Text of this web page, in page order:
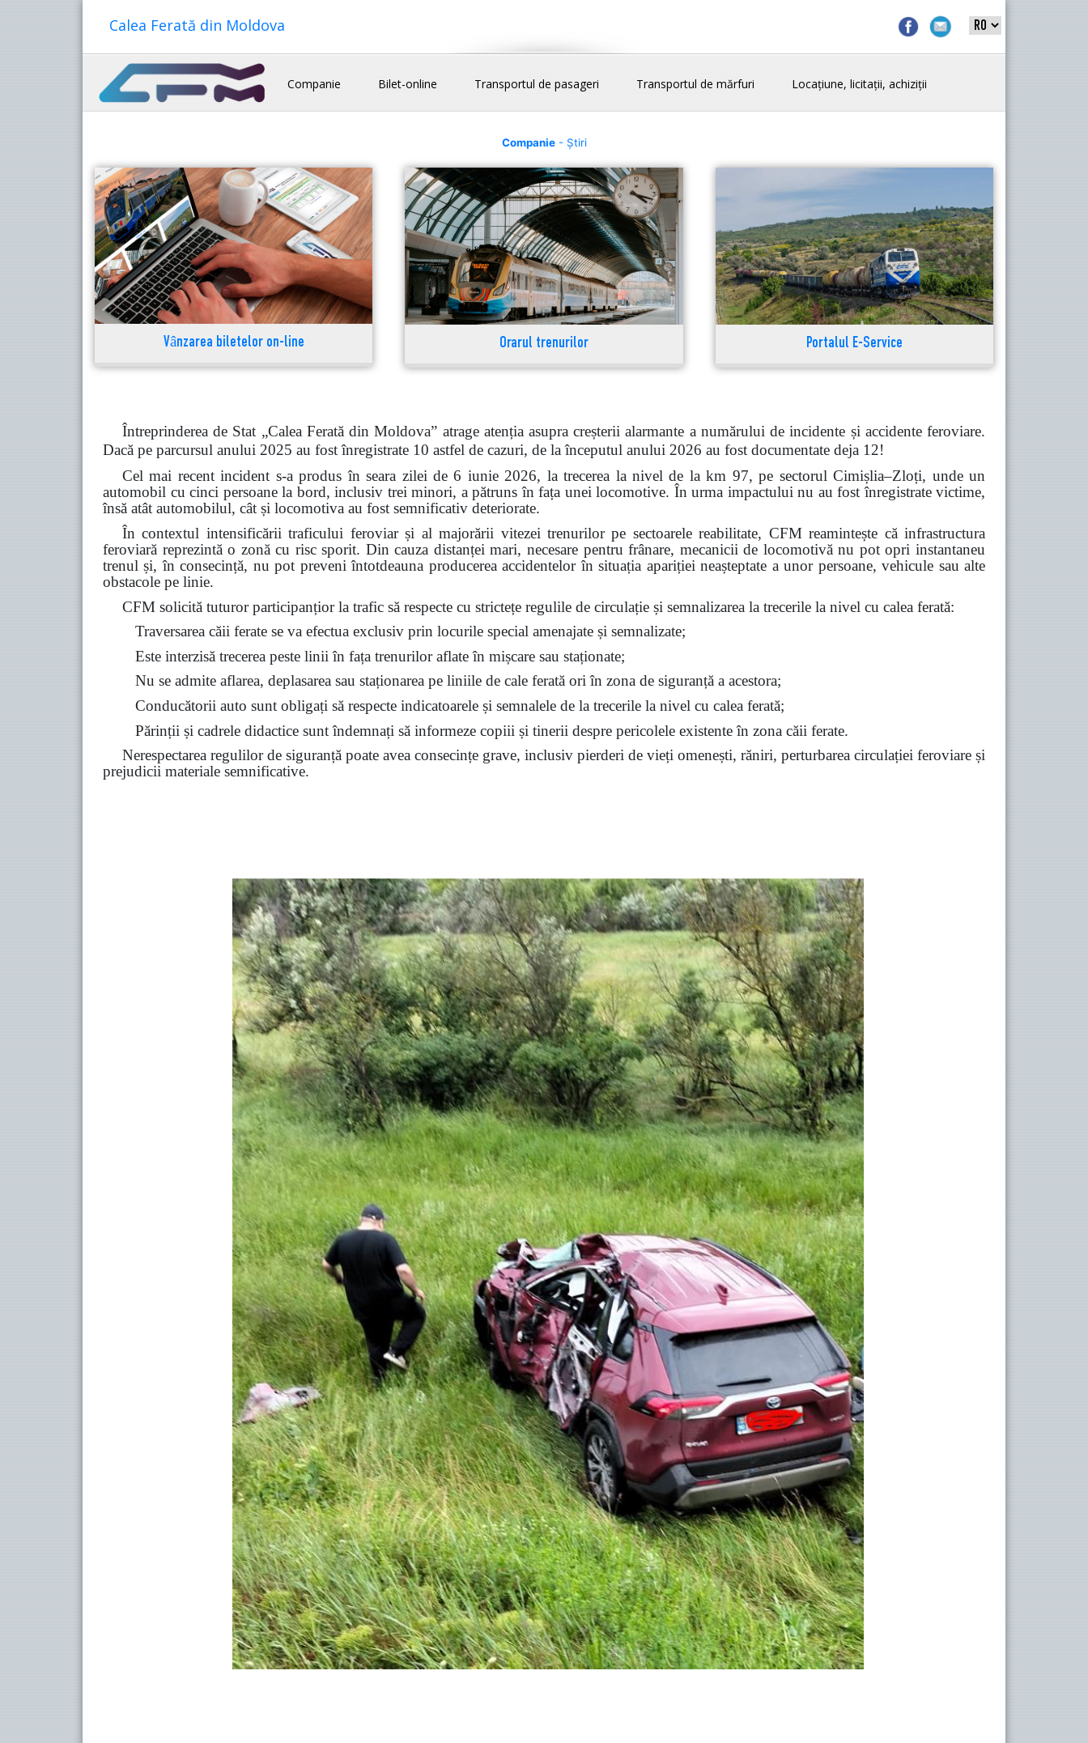
Calea Ferată din Moldova
Companie Bilet-online Transportul de pasageri Transportul de mărfuri Locațiune, licitații, achiziții
Companie- Știri
Vânzarea biletelor on-line Orarul trenurilor Portalul E-Service
Întreprinderea de Stat „Calea Ferată din Moldova” atrage atenția asupra creșterii alarmante a numărului de incidente și accidente feroviare.
Dacă pe parcursul anului 2025 au fost înregistrate 10 astfel de cazuri, de la începutul anului 2026 au fost documentate deja 12!
Cel mai recent incident s-a produs în seara zilei de 6 iunie 2026, la trecerea la nivel de la km 97, pe sectorul Cimișlia–Zloți, unde un
automobil cu cinci persoane la bord, inclusiv trei minori, a pătruns în fața unei locomotive. În urma impactului nu au fost înregistrate victime,
însă atât automobilul, cât și locomotiva au fost semnificativ deteriorate.
În contextul intensificării traficului feroviar și al majorării vitezei trenurilor pe sectoarele reabilitate, CFM reamintește că infrastructura
feroviară reprezintă o zonă cu risc sporit. Din cauza distanței mari, necesare pentru frânare, mecanicii de locomotivă nu pot opri instantaneu
trenul și, în consecință, nu pot preveni întotdeauna producerea accidentelor în situația apariției neașteptate a unor persoane, vehicule sau alte
obstacole pe linie.
CFM solicită tuturor participanțior la trafic să respecte cu strictețe regulile de circulație și semnalizarea la trecerile la nivel cu calea ferată:
Traversarea căii ferate se va efectua exclusiv prin locurile special amenajate și semnalizate;
Este interzisă trecerea peste linii în fața trenurilor aflate în mișcare sau staționate;
Nu se admite aflarea, deplasarea sau staționarea pe liniile de cale ferată ori în zona de siguranță a acestora;
Conducătorii auto sunt obligați să respecte indicatoarele și semnalele de la trecerile la nivel cu calea ferată;
Părinții și cadrele didactice sunt îndemnați să informeze copiii și tinerii despre pericolele existente în zona căii ferate.
Nerespectarea regulilor de siguranță poate avea consecințe grave, inclusiv pierderi de vieți omenești, răniri, perturbarea circulației feroviare și
prejudicii materiale semnificative.